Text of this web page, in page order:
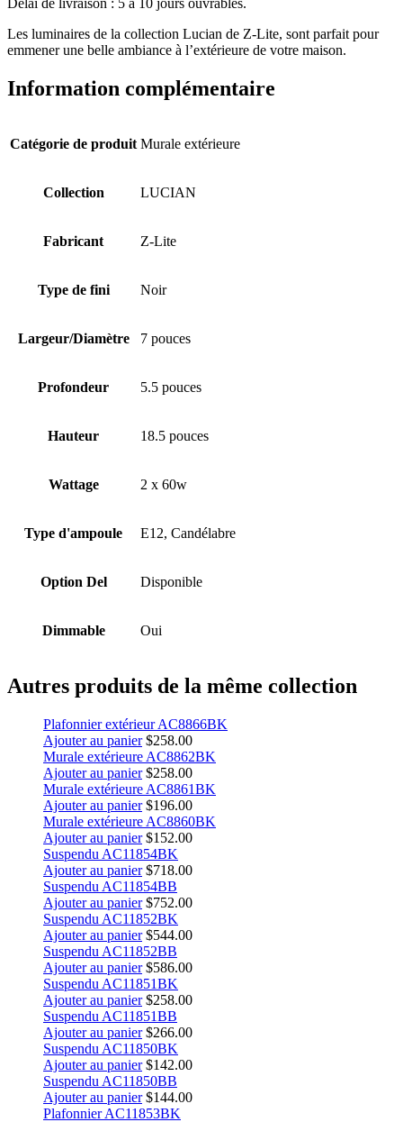
Délai de livraison : 5 à 10 jours ouvrables.
Les luminaires de la collection Lucian de Z-Lite, sont parfait pour
emmener une belle ambiance à l’extérieure de votre maison.
Information complémentaire
Catégorie de produit Murale extérieure
Collection LUCIAN
Fabricant Z-Lite
Type de fini Noir
Largeur/Diamètre 7 pouces
Profondeur 5.5 pouces
Hauteur 18.5 pouces
Wattage 2 x 60w
Type d'ampoule E12, Candélabre
Option Del Disponible
Dimmable Oui
Autres produits de la même collection
Plafonnier extérieur AC8866BK
Ajouter au panier $258.00
Murale extérieure AC8862BK
Ajouter au panier $258.00
Murale extérieure AC8861BK
Ajouter au panier $196.00
Murale extérieure AC8860BK
Ajouter au panier $152.00
Suspendu AC11854BK
Ajouter au panier $718.00
Suspendu AC11854BB
Ajouter au panier $752.00
Suspendu AC11852BK
Ajouter au panier $544.00
Suspendu AC11852BB
Ajouter au panier $586.00
Suspendu AC11851BK
Ajouter au panier $258.00
Suspendu AC11851BB
Ajouter au panier $266.00
Suspendu AC11850BK
Ajouter au panier $142.00
Suspendu AC11850BB
Ajouter au panier $144.00
Plafonnier AC11853BK